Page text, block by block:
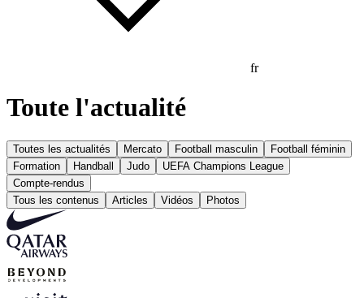
fr
Toute l'actualité
Toutes les actualités Mercato Football masculin
Football féminin
Formation
Handball Judo
UEFA Champions League
Compte-rendus
Tous les contenus
Articles Vidéos Photos